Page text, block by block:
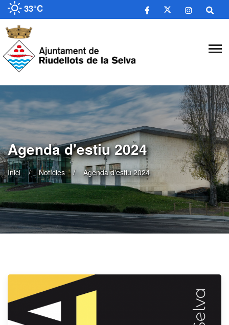
33°C
Agenda d'estiu 2024
Inici Notícies Agenda d'estiu 2024